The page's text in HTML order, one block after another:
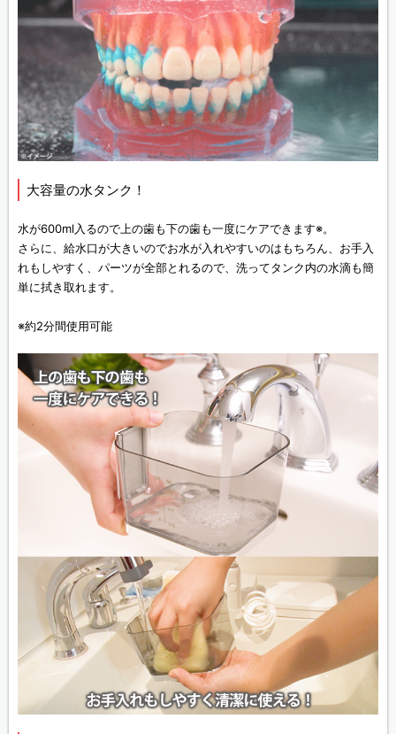
大容量の水タンク！
水が600ml入るので上の歯も下の歯も一度にケアできます※。
さらに、給水口が大きいのでお水が入れやすいのはもちろん、お手入
れもしやすく、パーツが全部とれるので、洗ってタンク内の水滴も簡
単に拭き取れます。
※約2分間使用可能